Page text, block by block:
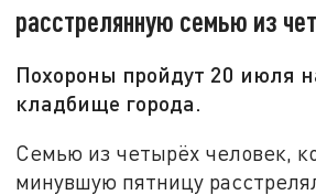
расстрелянную семью из
Похороны пройдут 20 июля
кладбище города.
Семью из четырёх человек,
минувшую пятницу